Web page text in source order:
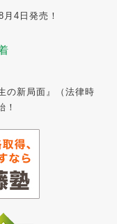
4日発売！
の新局面』（法律時
！